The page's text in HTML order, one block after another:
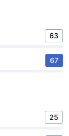
63
67
25